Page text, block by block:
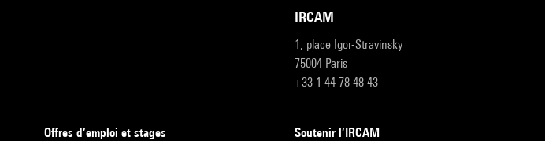
IRCAM
1, place Igor-Stravinsky
75004 Paris
+33 1 44 78 48 43
Offres d’emploi et stages
Soutenir l’IRCAM